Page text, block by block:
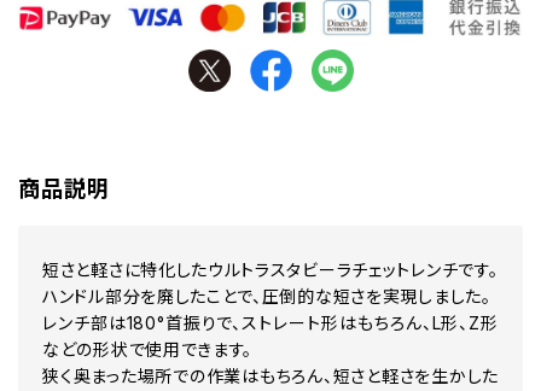
商品説明
短さと軽さに特化したウルトラスタビーラチェットレンチです。
ハンドル部分を廃したことで、圧倒的な短さを実現しました。
レンチ部は180°首振りで、ストレート形はもちろん、L形、Z形
などの形状で使用できます。
狭く奥まった場所での作業はもちろん、短さと軽さを生かした